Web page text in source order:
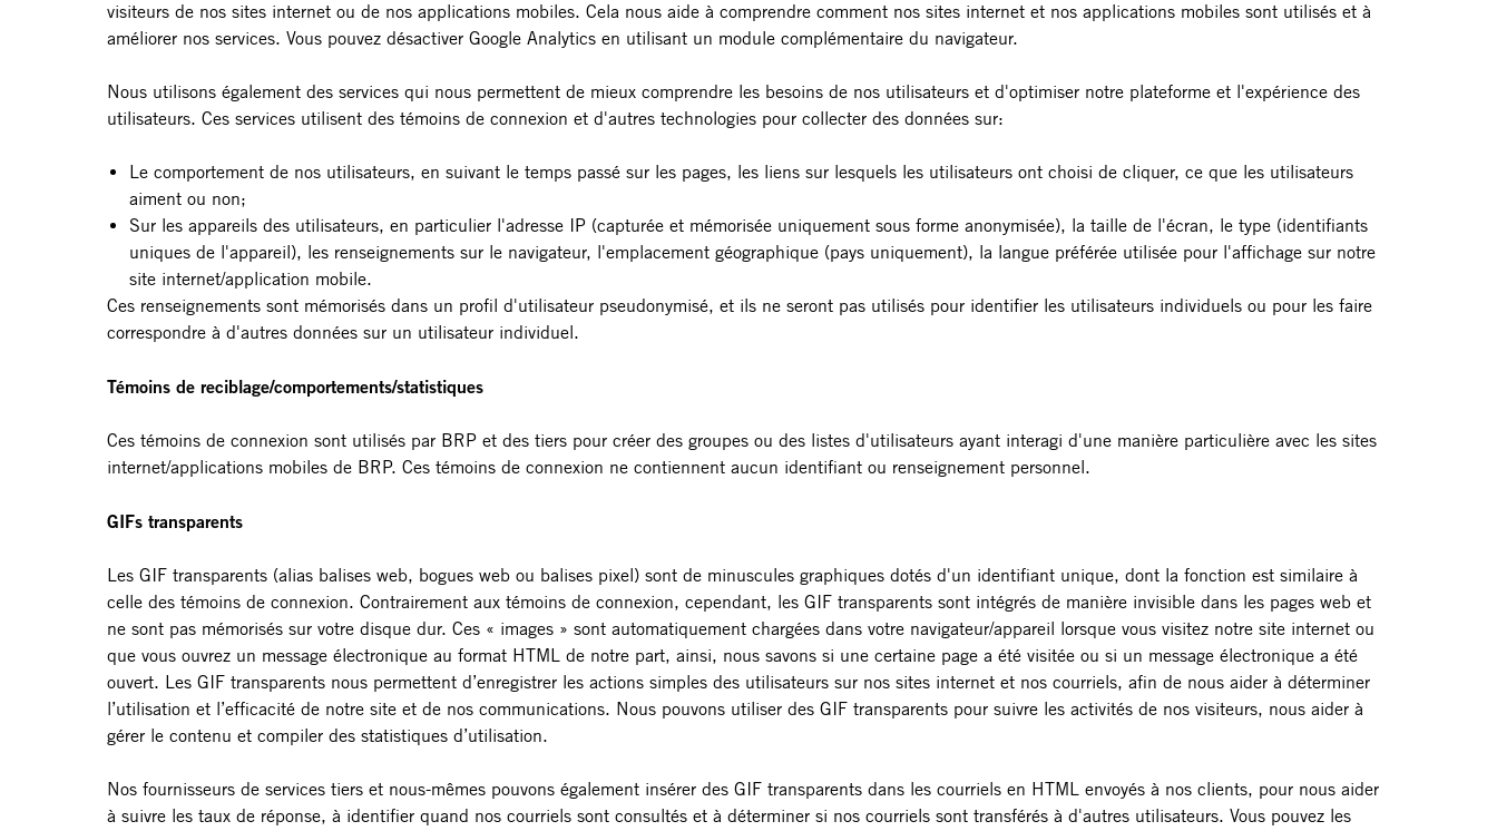
visiteurs de nos sites internet ou de nos applications mobiles. Cela nous aide à comprendre comment nos sites internet et nos applications mobiles sont utilisés et à
améliorer nos services. Vous pouvez désactiver Google Analytics en utilisant un module complémentaire du navigateur.
Nous utilisons également des services qui nous permettent de mieux comprendre les besoins de nos utilisateurs et d'optimiser notre plateforme et l'expérience des
utilisateurs. Ces services utilisent des témoins de connexion et d'autres technologies pour collecter des données sur:
Le comportement de nos utilisateurs, en suivant le temps passé sur les pages, les liens sur lesquels les utilisateurs ont choisi de cliquer, ce que les utilisateurs
aiment ou non;
Sur les appareils des utilisateurs, en particulier l'adresse IP (capturée et mémorisée uniquement sous forme anonymisée), la taille de l'écran, le type (identifiants
uniques de l'appareil), les renseignements sur le navigateur, l'emplacement géographique (pays uniquement), la langue préférée utilisée pour l'affichage sur notre
site internet/application mobile.
Ces renseignements sont mémorisés dans un profil d'utilisateur pseudonymisé, et ils ne seront pas utilisés pour identifier les utilisateurs individuels ou pour les faire
correspondre à d'autres données sur un utilisateur individuel.
Témoins de reciblage/comportements/statistiques
Ces témoins de connexion sont utilisés par BRP et des tiers pour créer des groupes ou des listes d'utilisateurs ayant interagi d'une manière particulière avec les sites
internet/applications mobiles de BRP. Ces témoins de connexion ne contiennent aucun identifiant ou renseignement personnel.
GIFs transparents
Les GIF transparents (alias balises web, bogues web ou balises pixel) sont de minuscules graphiques dotés d'un identifiant unique, dont la fonction est similaire à
celle des témoins de connexion. Contrairement aux témoins de connexion, cependant, les GIF transparents sont intégrés de manière invisible dans les pages web et
ne sont pas mémorisés sur votre disque dur. Ces « images » sont automatiquement chargées dans votre navigateur/appareil lorsque vous visitez notre site internet ou
que vous ouvrez un message électronique au format HTML de notre part, ainsi, nous savons si une certaine page a été visitée ou si un message électronique a été
ouvert. Les GIF transparents nous permettent d’enregistrer les actions simples des utilisateurs sur nos sites internet et nos courriels, afin de nous aider à déterminer
l’utilisation et l’efficacité de notre site et de nos communications. Nous pouvons utiliser des GIF transparents pour suivre les activités de nos visiteurs, nous aider à
gérer le contenu et compiler des statistiques d’utilisation.
Nos fournisseurs de services tiers et nous-mêmes pouvons également insérer des GIF transparents dans les courriels en HTML envoyés à nos clients, pour nous aider
à suivre les taux de réponse, à identifier quand nos courriels sont consultés et à déterminer si nos courriels sont transférés à d'autres utilisateurs. Vous pouvez les